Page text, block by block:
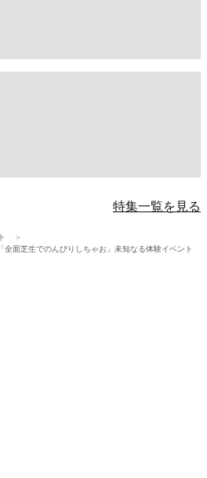
特集一覧を見る
面芝生でのんびりしちゃお」未知なる体験イベント